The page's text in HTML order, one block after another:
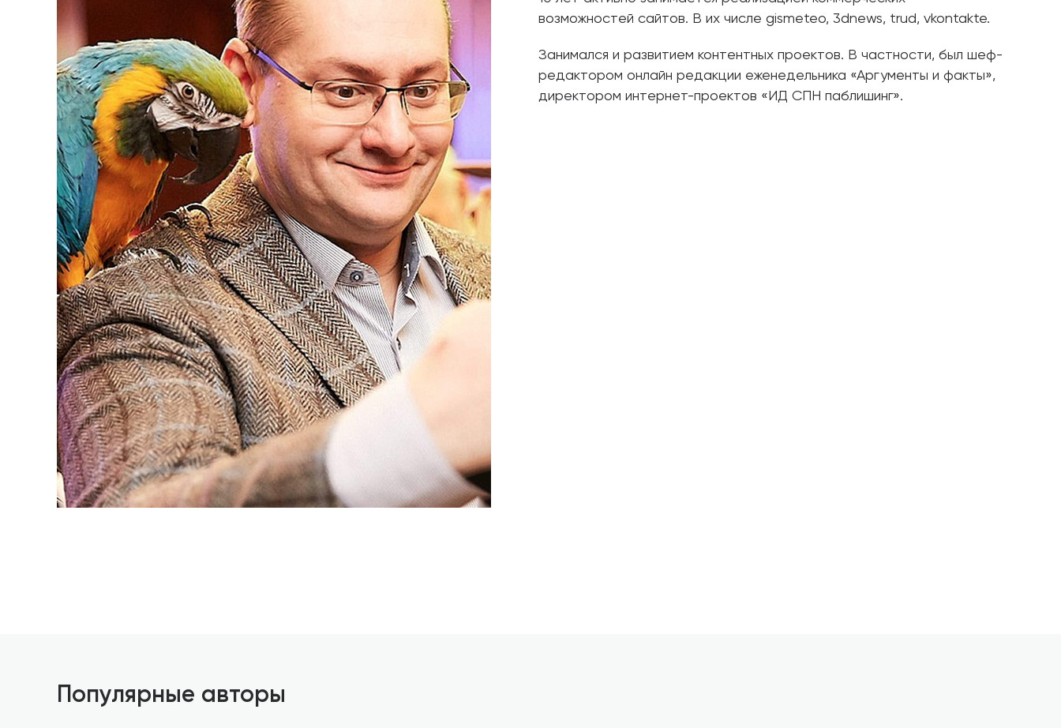
возможностей сайтов. В их числе gismeteo, 3dnews, trud, vkontakte.
Занимался и развитием контентных проектов. В частности, был шеф-
редактором онлайн редакции еженедельника «Аргументы и факты»,
директором интернет-проектов «ИД СПН паблишинг».
Популярные авторы